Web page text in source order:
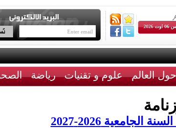
2026
حول العالم علوم و تقنيات رياضة
2026-2027